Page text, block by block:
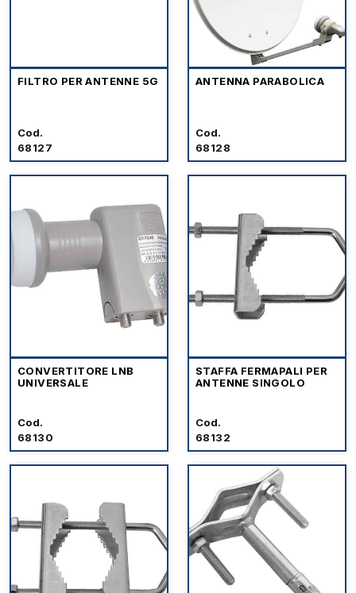
FILTRO PER ANTENNE 5G
Cod.
68127
ANTENNA PARABOLICA
Cod.
68128
CONVERTITORE LNB
UNIVERSALE
Cod.
68130
STAFFA FERMAPALI PER
ANTENNE SINGOLO
Cod.
68132